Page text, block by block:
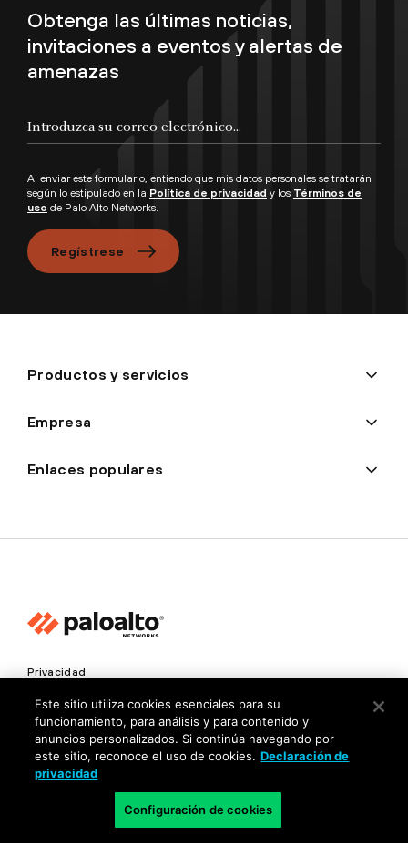
Obtenga las últimas noticias,
invitaciones a eventos y alertas de
amenazas
Al enviar este formulario, entiendo que mis datos personales se tratarán
según lo estipulado en la Política de privacidad y los Términos de
uso de Palo Alto Networks.
Regístrese
Productos y servicios
Empresa
Enlaces populares
Privacidad
Centro de confianza
Condiciones de uso
Documentación
MX
Este sitio utiliza cookies esenciales para su
funcionamiento, para análisis y para contenido y
anuncios personalizados. Si continúa navegando por
este sitio, reconoce el uso de cookies. Declaración de
privacidad
Configuración de cookies